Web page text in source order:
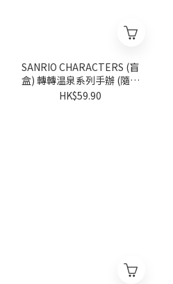
SANRIO CHARACTERS (盲
盒) 轉轉温泉系列手辦 (隨機
派發)
HK$59.90